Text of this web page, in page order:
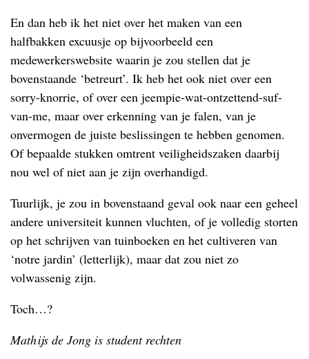
En dan heb ik het niet over het maken van een
halfbakken excuusje op bijvoorbeeld een
medewerkerswebsite waarin je zou stellen dat je
bovenstaande ‘betreurt’. Ik heb het ook niet over een
sorry-knorrie, of over een jeempie-wat-ontzettend-suf-
van-me, maar over erkenning van je falen, van je
onvermogen de juiste beslissingen te hebben genomen.
Of bepaalde stukken omtrent veiligheidszaken daarbij
nou wel of niet aan je zijn overhandigd.
Tuurlijk, je zou in bovenstaand geval ook naar een geheel
andere universiteit kunnen vluchten, of je volledig storten
op het schrijven van tuinboeken en het cultiveren van
‘notre jardin’ (letterlijk), maar dat zou niet zo
volwassenig zijn.
Toch…?
Mathijs de Jong is student rechten